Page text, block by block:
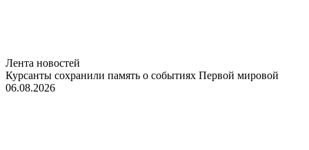
Лента новостей
Курсанты сохранили память о событиях Первой мировой
06.08.2026